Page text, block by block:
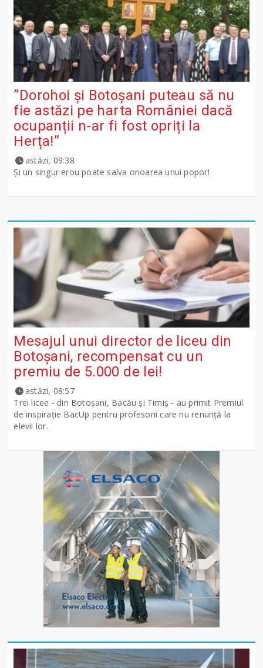
”Dorohoi și Botoșani puteau să nu
fie astăzi pe harta României dacă
ocupanții n-ar fi fost opriți la
Herța!”
astăzi, 09:38
Și un singur erou poate salva onoarea unui popor!
Mesajul unui director de liceu din
Botoșani, recompensat cu un
premiu de 5.000 de lei!
astăzi, 08:57
Trei licee - din Botoșani, Bacău și Timiș - au primit Premiul
de inspirație BacUp pentru profesorii care nu renunță la
elevii lor.